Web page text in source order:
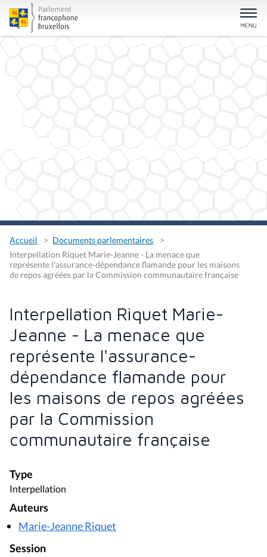
Accueil
Documents parlementaires
Interpellation Riquet Marie-Jeanne - La menace que
représente l'assurance-dépendance flamande pour les maisons
de repos agréées par la Commission communautaire française
Interpellation Riquet Marie-
Jeanne - La menace que
représente l'assurance-
dépendance flamande pour
les maisons de repos agréées
par la Commission
communautaire française
Type
Interpellation
Auteurs
Marie-Jeanne Riquet
Session